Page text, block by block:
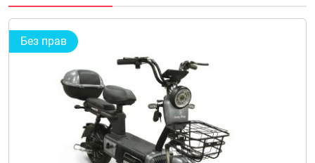
Без прав